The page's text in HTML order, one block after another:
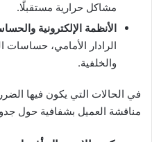
مشاكل حرارية مستقبلًا.
الأنظمة الإلكترونية
الرادار الأمامي، حساسات
والخلفية.
في الحالات التي يكون فيها
مناقشة العميل بشفافية حول